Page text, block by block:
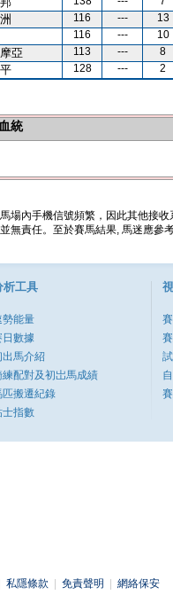
116 --- 13
116 --- 10
亞 113 --- 8
128 --- 2
統
場內手機信號頻繁，因此其他接
責任。至於賽馬結果, 馬迷應參
析工具
勢能量
日數據
出馬介紹
練配對及初岀馬成績
匹搬遷紀錄
士指數
私隱條款 免責聲明 網絡保安